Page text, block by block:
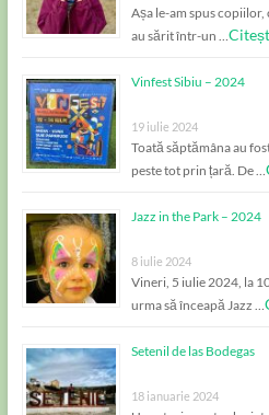
Așa le-am spus
au sărit într-un …
Vinfest Sibiu – 2024
19 iulie 2024
Toată săptămâna au
peste tot prin țară. De …
Jazz in the Park – 2024
8 iulie 2024
Vineri, 5 iulie 2024, la
urma să înceapă Jazz …
Setenil de las Bodegas
18 ianuarie 2024